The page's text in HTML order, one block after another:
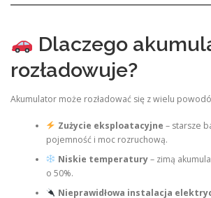
Dlaczego
rozładowuje?
Akumulator może rozładować się z wielu
Zużycie eksploatacyjne – starsze
pojemność i moc rozruchową.
Niskie temperatury– zimą
o 50%.
Nieprawidłowa instalacja